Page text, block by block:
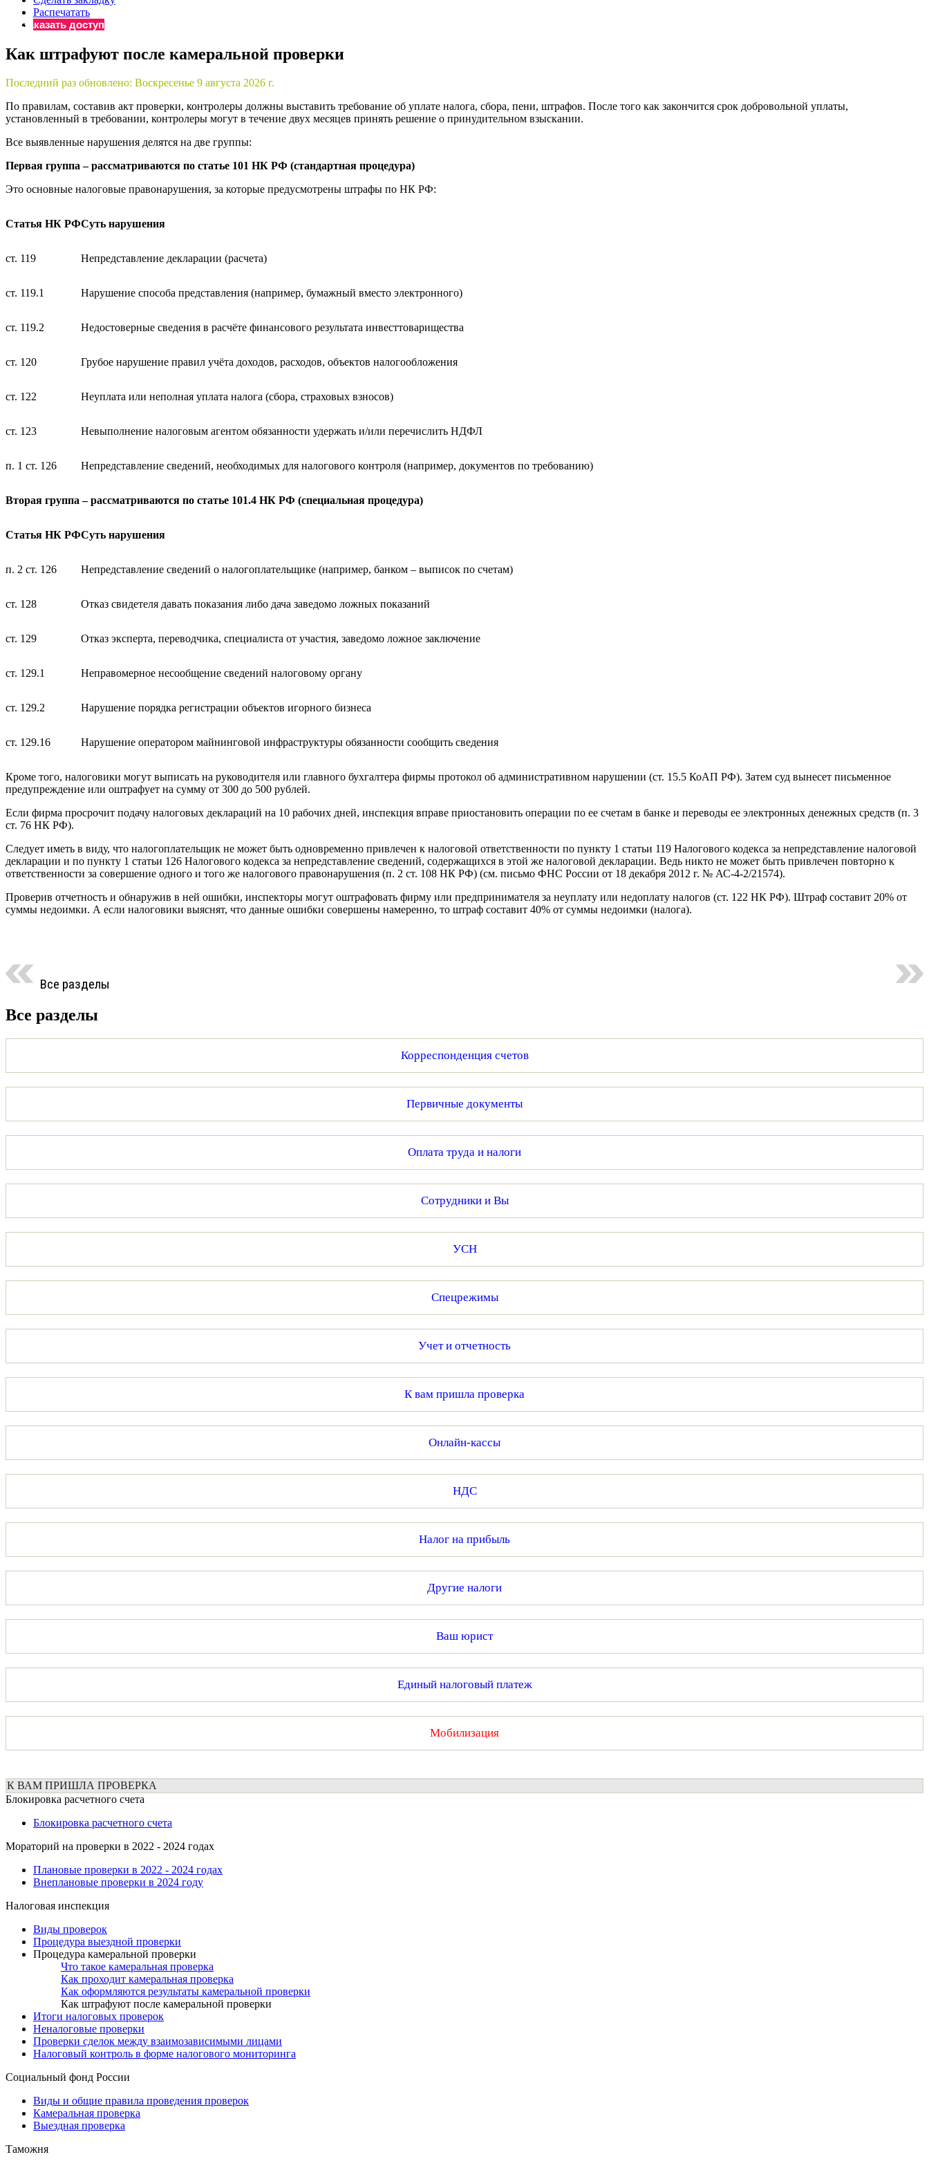
Материалы электронного журнала
«Нормативные акты для бухгалтера»
Материалы электронного журнала
Онлайн-сервисы «Учетная политика» и «Алгоритмы для бухгалтера»
Распечатать
Заказать доступ
Как штрафуют после камеральной проверки
Последний раз обновлено: Воскресенье 9 августа 2026 г.
По правилам, составив акт проверки, контролеры должны выставить требование об уплате налога, сбора, пени, штрафов. После того как закончится срок добровольной уплаты,
установленный в требовании, контролеры могут в течение двух месяцев принять решение о принудительном взыскании.
Все выявленные нарушения делятся на две группы:
Первая группа – рассматриваются по статье 101 НК РФ (стандартная процедура)
Это основные налоговые правонарушения, за которые предусмотрены штрафы по НК РФ:
Статья НК РФСуть нарушения
ст. 119 Непредставление декларации (расчета)
ст. 119.1 Нарушение способа представления (например, бумажный вместо электронного)
ст. 119.2 Недостоверные сведения в расчёте финансового результата инвесттоварищества
ст. 120 Грубое нарушение правил учёта доходов, расходов, объектов налогообложения
ст. 122 Неуплата или неполная уплата налога (сбора, страховых взносов)
ст. 123 Невыполнение налоговым агентом обязанности удержать и/или перечислить НДФЛ
п. 1 ст. 126 Непредставление сведений, необходимых для налогового контроля (например, документов по требованию)
Вторая группа – рассматриваются по статье 101.4 НК РФ (специальная процедура)
Статья НК РФСуть нарушения
п. 2 ст. 126 Непредставление сведений о налогоплательщике (например, банком – выписок по счетам)
ст. 128 Отказ свидетеля давать показания либо дача заведомо ложных показаний
ст. 129 Отказ эксперта, переводчика, специалиста от участия, заведомо ложное заключение
ст. 129.1 Неправомерное несообщение сведений налоговому органу
ст. 129.2 Нарушение порядка регистрации объектов игорного бизнеса
ст. 129.16 Нарушение оператором майнинговой инфраструктуры обязанности сообщить сведения
Кроме того, налоговики могут выписать на руководителя или главного бухгалтера фирмы протокол об административном нарушении (ст. 15.5 КоАП РФ). Затем суд вынесет письменное
предупреждение или оштрафует на сумму от 300 до 500 рублей.
Если фирма просрочит подачу налоговых деклараций на 10 рабочих дней, инспекция вправе приостановить операции по ее счетам в банке и переводы ее электронных денежных средств (п. 3
ст. 76 НК РФ).
Следует иметь в виду, что налогоплательщик не может быть одновременно привлечен к налоговой ответственности по пункту 1 статьи 119 Налогового кодекса за непредставление налоговой
декларации и по пункту 1 статьи 126 Налогового кодекса за непредставление сведений, содержащихся в этой же налоговой декларации. Ведь никто не может быть привлечен повторно к
ответственности за совершение одного и того же налогового правонарушения (п. 2 ст. 108 НК РФ) (см. письмо ФНС России от 18 декабря 2012 г. № АС-4-2/21574).
Проверив отчетность и обнаружив в ней ошибки, инспекторы могут оштрафовать фирму или предпринимателя за неуплату или недоплату налогов (ст. 122 НК РФ). Штраф составит 20% от
суммы недоимки. А если налоговики выяснят, что данные ошибки совершены намеренно, то штраф составит 40% от суммы недоимки (налога).
Все разделы
Все разделы
Корреспонденция счетов
Первичные документы
Оплата труда и налоги
Сотрудники и Вы
УСН
Спецрежимы
Учет и отчетность
К вам пришла проверка
Онлайн-кассы
НДС
Налог на прибыль
Другие налоги
Ваш юрист
Единый налоговый платеж
Мобилизация
К ВАМ ПРИШЛА ПРОВЕРКА
Блокировка расчетного счета
Блокировка расчетного счета
Мораторий на проверки в 2022 - 2024 годах
Плановые проверки в 2022 - 2024 годах
Внеплановые проверки в 2024 году
Налоговая инспекция
Виды проверок
Процедура выездной проверки
Процедура камеральной проверки
Что такое камеральная проверка
Как проходит камеральная проверка
Как оформляются результаты камеральной проверки
Как штрафуют после камеральной проверки
Итоги налоговых проверок
Неналоговые проверки
Проверки сделок между взаимозависимыми лицами
Налоговый контроль в форме налогового мониторинга
Социальный фонд России
Виды и общие правила проведения проверок
Камеральная проверка
Выездная проверка
Таможня